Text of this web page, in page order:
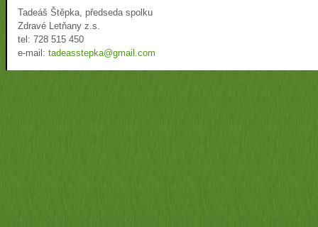
Tadeáš Štěpka, předseda spolku
Zdravé Letňany z.s.
tel: 728 515 450
e-mail: tadeasstepka@gmail.com